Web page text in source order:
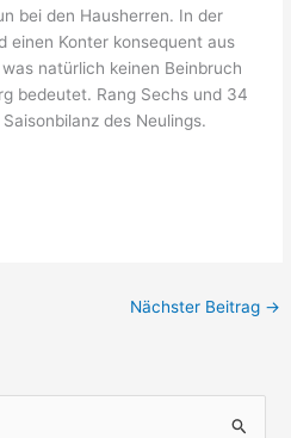
bei den Hausherren. In der
einen Konter konsequent aus
natürlich keinen Beinbruch
bedeutet. Rang Sechs und 34
des Neulings.
Nächster Beitrag →